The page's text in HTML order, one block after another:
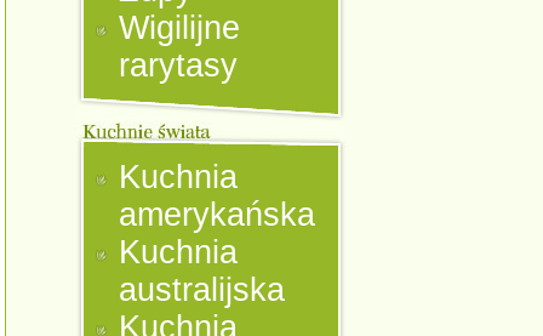
Wigilijne
rarytasy
Kuchnia
amerykańska
Kuchnia
australijska
Kuchnia